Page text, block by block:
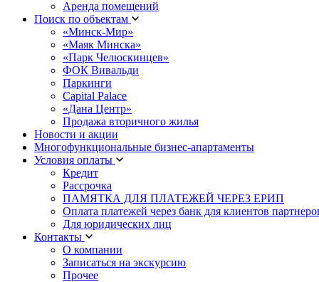
Аренда помещений
Поиск по объектам
«Минск-Мир»
«Маяк Минска»
«Парк Челюскинцев»
ФОК Вивальди
Паркинги
Capital Palace
«Дана Центр»
Продажа вторичного жилья
Новости и акции
Многофункциональные бизнес-апартаменты
Условия оплаты
Кредит
Рассрочка
ПАМЯТКА ДЛЯ ПЛАТЕЖЕЙ ЧЕРЕЗ ЕРИП
Оплата платежей через банк для клиентов
Для юридических лиц
Контакты
О компании
Записаться на экскурсию
Прочее